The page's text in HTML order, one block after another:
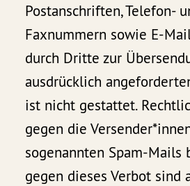
Postanschriften, Telefon-
Faxnummern sowie E-
durch Dritte zur
ausdrücklich
ist nicht gestattet.
gegen die
sogenannten Spam-Mails
gegen dieses Verbot sind